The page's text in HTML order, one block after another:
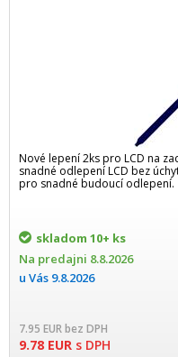
Nové lepení 2ks pro LCD na
snadné odlepení LCD bez
pro snadné budoucí odlepení.
skladom 10+ ks
Na predajni 8.8.2026
u Vás 9.8.2026
7.95 EURbez DPH
9.78 EUR s DPH